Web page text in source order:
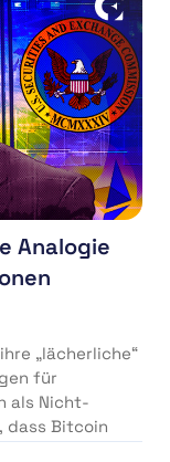
Analogie
„lächerliche“
für
als Nicht-
dass Bitcoin